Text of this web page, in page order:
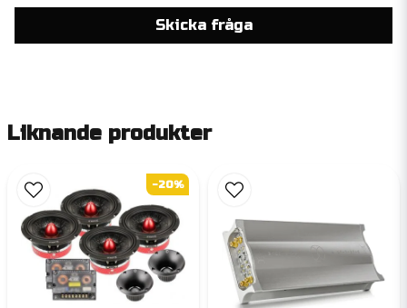
Skicka fråga
Liknande produkter
-20%